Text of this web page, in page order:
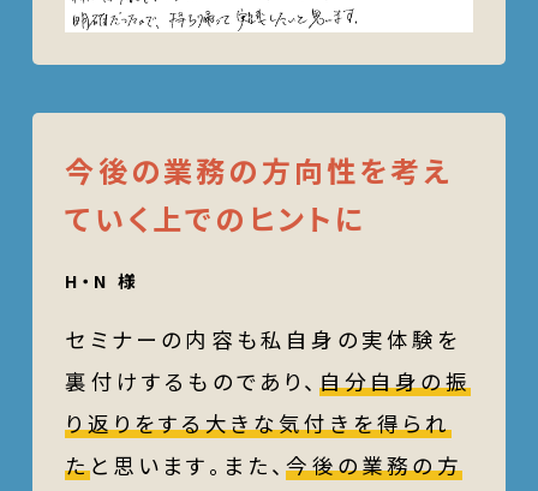
今後の業務の方向性を考え
ていく上でのヒントに
H・N 様
セミナーの内容も私自身の実体験を
裏付けするものであり、 自分自身の振
り返りをする大きな気付きを得られ
たと思います。また、今後の業務の方